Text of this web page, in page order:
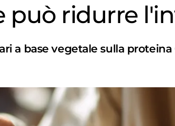
può ridurre
a base vegetale sulla proteina